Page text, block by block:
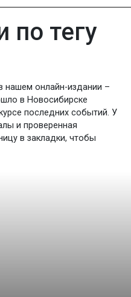
по тегу
нашем онлайн-издании –
в Новосибирске
последних событий. У
и проверенная
в закладки, чтобы